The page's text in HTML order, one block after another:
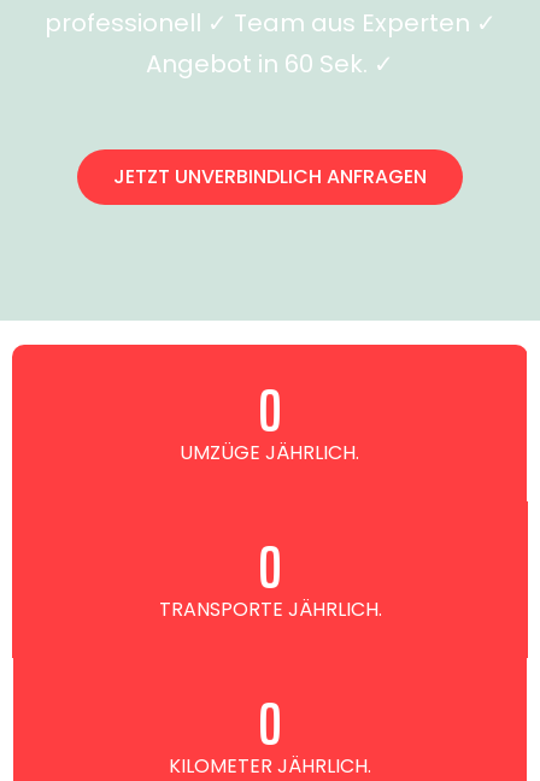
professionell ✓ Team aus Experten ✓
Angebot in 60 Sek. ✓
JETZT UNVERBINDLICH ANFRAGEN
UMZÜGE JÄHRLICH.
0
TRANSPORTE JÄHRLICH.
0
KILOMETER JÄHRLICH.
0